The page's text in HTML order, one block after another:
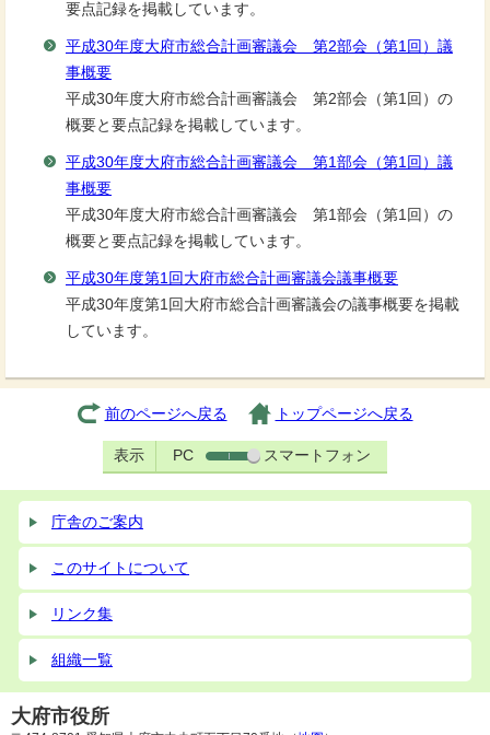
要点記録を掲載しています。
平成30年度大府市総合計画審議会 第2部会（第1回）議
事概要
平成30年度大府市総合計画審議会 第2部会（第1回）の
概要と要点記録を掲載しています。
平成30年度大府市総合計画審議会 第1部会（第1回）議
事概要
平成30年度大府市総合計画審議会 第1部会（第1回）の
概要と要点記録を掲載しています。
平成30年度第1回大府市総合計画審議会議事概要
平成30年度第1回大府市総合計画審議会の議事概要を掲載
しています。
前のページへ戻る トップページへ戻る
表示 PC スマートフォン
庁舎のご案内
このサイトについて
リンク集
組織一覧
大府市役所